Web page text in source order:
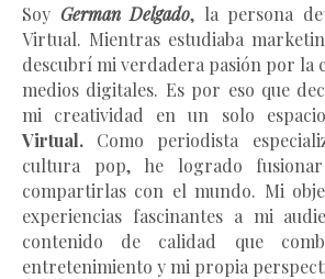
Soy German Delgado, la persona
Virtual. Mientras estudiaba
descubrí mi verdadera pasión por la
medios digitales. Es por eso que
mi creatividad en un solo
Virtual. Como periodista
cultura pop, he logrado
compartirlas con el mundo. Mi
experiencias fascinantes a mi
contenido de calidad que
entretenimiento y mi propia